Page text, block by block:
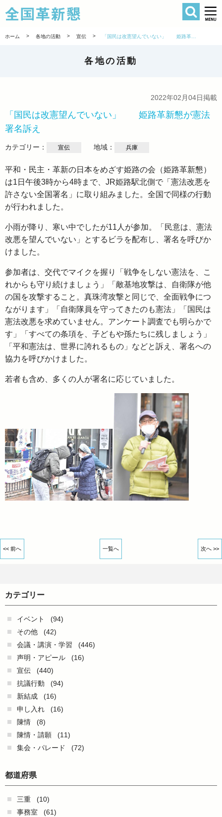
全国革新懇
検索
ホーム > 各地の活動 > 宣伝 >
各地の活動
2022年02月04日掲載
「国民は改憲望んでいない」 姫路革新懇が憲法
署名訴え
カテゴリー： 宣伝 地域： 兵庫
平和・民主・革新の日本をめざす姫路の会（姫路革新懇）
は1日午後3時から4時まで、JR姫路駅北側で「憲法改悪を
許さない全国署名」に取り組みました。全国で同様の行動
が行われました。
小雨が降り、寒い中でしたが11人が参加。「民意は、憲法
改悪を望んでいない」とするビラを配布し、署名を呼びか
けました。
参加者は、交代でマイクを握り「戦争をしない憲法を、こ
れからも守り続けましょう」「敵基地攻撃は、自衛隊が他
の国を攻撃すること。真珠湾攻撃と同じで、全面戦争につ
ながります」「自衛隊員を守ってきたのも憲法」「国民は
憲法改悪を求めていません。アンケート調査でも明らかで
す」「すべての条項を、子どもや孫たちに残しましょう」
「平和憲法は、世界に誇れるもの」などと訴え、署名への
協力を呼びかけました。
若者も含め、多くの人が署名に応じていました。
<< 前へ 一覧へ 次へ >>
カテゴリー
イベント
(94)
その他
(42)
会議・講演・学習
(446)
声明・アピール
(16)
宣伝
(440)
抗議行動
(94)
新結成
(16)
申し入れ
(16)
陳情
(8)
陳情・請願
(11)
集会・パレード
(72)
都道府県
三重
(10)
事務室
(61)